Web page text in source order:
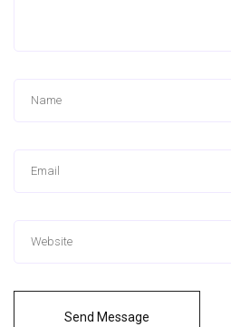
Send Message